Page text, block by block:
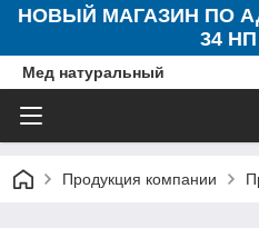
НОВЫЙ МАГАЗИН ПО
34
Мед натуральный
Продукция компании